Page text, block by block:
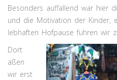
Besonders auffallend war hier
und die Motivation der Kinder,
lebhaften Hofpause fuhren wir
Dort
aßen
wir erst